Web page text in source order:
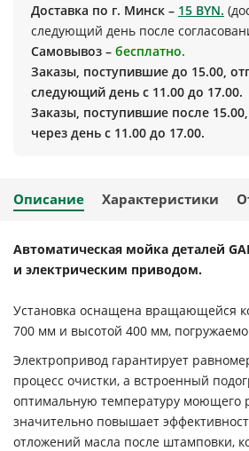
Доставка по г. Минск – 15 BYN.
следующий день после
Самовывоз – бесплатно.
Заказы, поступившие до 15.00,
следующий день с 11.00 до 17.00.
Заказы, поступившие после
через день с 11.00 до 17.00.
Описание Характеристики
Автоматическая мойка деталей
и электрическим приводом.
Установка оснащена вращающейся
700 мм и высотой 400 мм,
Электропривод гарантирует
процесс очистки, а встроенный
оптимальную температуру моющего
значительно повышает
отложений масла после штамповки,